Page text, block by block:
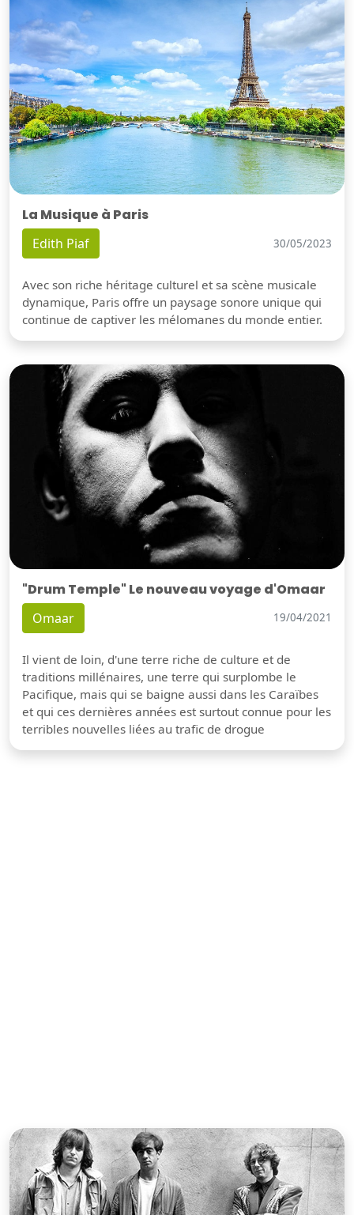
La Musique à Paris
Edith Piaf 30/05/2023
Avec son riche héritage culturel et sa scène musicale
dynamique, Paris offre un paysage sonore unique qui
continue de captiver les mélomanes du monde entier.
"Drum Temple" Le nouveau voyage d'Omaar
Omaar 19/04/2021
Il vient de loin, d'une terre riche de culture et de
traditions millénaires, une terre qui surplombe le
Pacifique, mais qui se baigne aussi dans les Caraïbes
et qui ces dernières années est surtout connue pour les
terribles nouvelles liées au trafic de drogue